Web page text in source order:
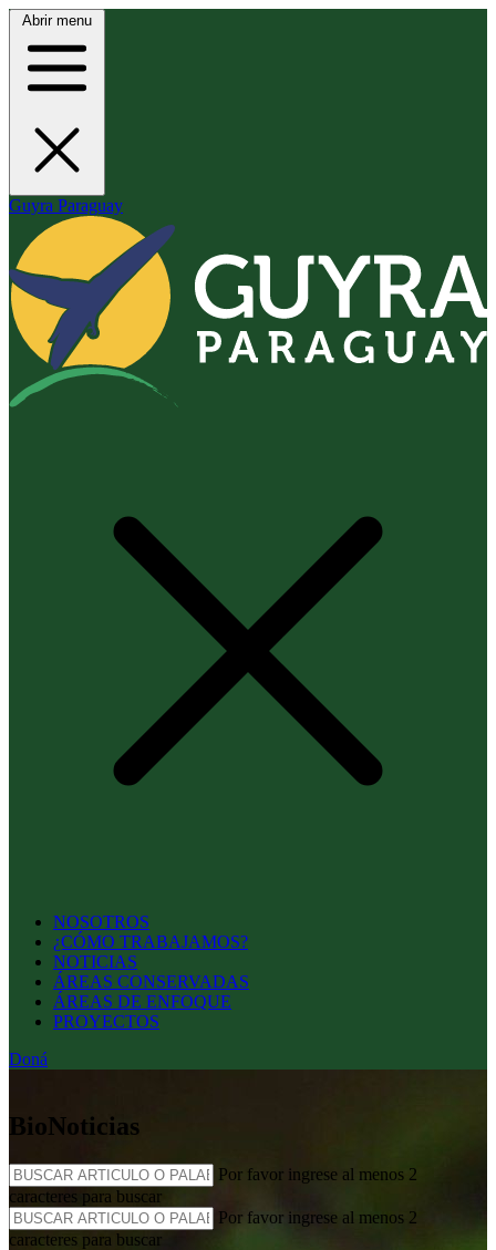
Abrir menu
Guyra Paraguay
NOSOTROS
¿CÓMO TRABAJAMOS?
NOTICIAS
ÁREAS CONSERVADAS
ÁREAS DE ENFOQUE
PROYECTOS
Doná
BioNoticias
Por favor ingrese al menos 2
caracteres para buscar
Por favor ingrese al menos 2
caracteres para buscar